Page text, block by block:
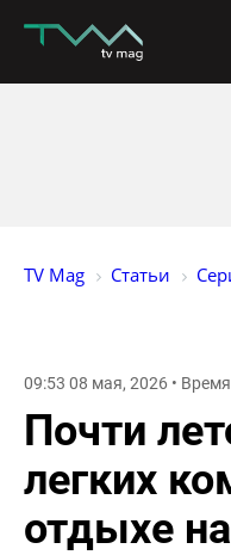
TV Mag Статьи
09:53 08 мая, 2026 •
Почти
легких
отдыхе